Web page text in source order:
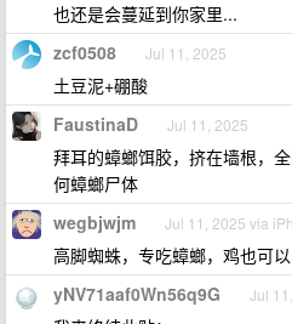
也还是会蔓延到你家里...
zcf0508 Jul 11, 2025
土豆泥+硼酸
FaustinaD Jul 11, 2025
拜耳的蟑螂饵胶，挤在墙根，
何蟑螂尸体
wegbjwjm Jul 11, 2025 via
高脚蜘蛛，专吃蟑螂，鸡也可
yNV71aaf0Wn56q9G Jul